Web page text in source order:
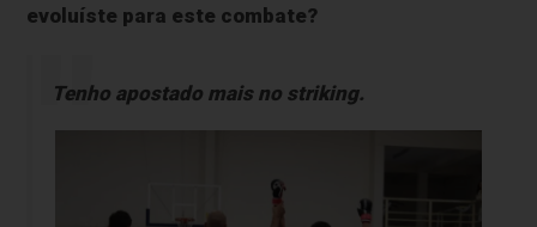
evoluíste para este combate?
Tenho apostado mais no striking.